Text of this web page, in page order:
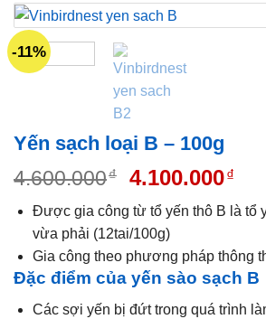
-11%
Yến sạch loại B – 100g
4.600.000₫ 4.100.000₫
Được gia công từ tổ yến thô B là tổ
vừa phải (12tai/100g)
Gia công theo phương pháp thông
Đặc điểm của yến sào sạch B
Các sợi yến bị đứt trong quá trình